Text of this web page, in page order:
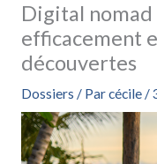
Digital
efficacement
découvertes
Dossiers / Parcécile /